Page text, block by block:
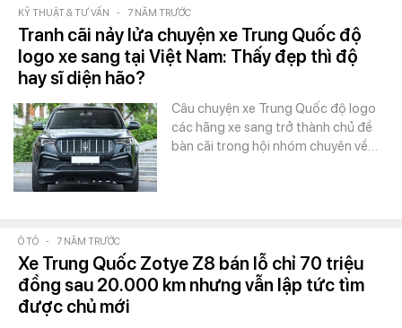
KỸ THUẬT & TƯ VẤN - 7 NĂM TRƯỚC
Tranh cãi nảy lửa chuyện xe Trung Quốc độ
logo xe sang tại Việt Nam: Thấy đẹp thì độ
hay sĩ diện hão?
Câu chuyện xe Trung Quốc độ logo
các hãng xe sang trở thành chủ đề
bàn cãi trong hội nhóm chuyên về…
Ô TÔ - 7 NĂM TRƯỚC
Xe Trung Quốc Zotye Z8 bán lỗ chỉ 70 triệu
đồng sau 20.000 km nhưng vẫn lập tức tìm
được chủ mới